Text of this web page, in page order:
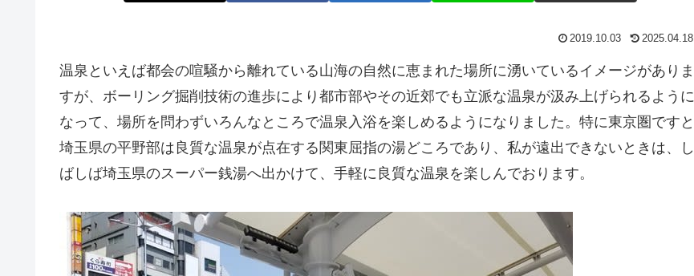
2019.10.03 2025.04.18
温泉といえば都会の喧騒から離れている山海の自然に恵まれた場所に湧いているイメージがありま
すが、ボーリング掘削技術の進歩により都市部やその近郊でも立派な温泉が汲み上げられるように
なって、場所を問わずいろんなところで温泉入浴を楽しめるようになりました。特に東京圏ですと
埼玉県の平野部は良質な温泉が点在する関東屈指の湯どころであり、私が遠出できないときは、し
ばしば埼玉県のスーパー銭湯へ出かけて、手軽に良質な温泉を楽しんでおります。